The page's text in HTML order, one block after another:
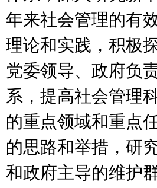
年来社会管理的有
理论和实践，积极
党委领导、政府负
系，提高社会管理
的重点领域和重点
的思路和举措，研
和政府主导的维护